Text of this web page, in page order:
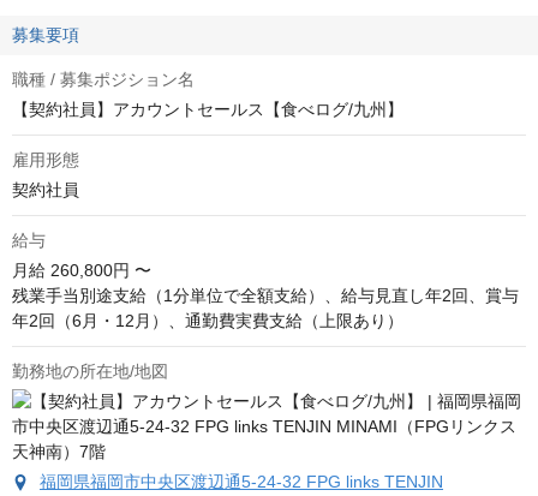
募集要項
職種 / 募集ポジション名
【契約社員】アカウントセールス【食べログ/九州】
雇用形態
契約社員
給与
月給 260,800円 〜
残業手当別途支給（1分単位で全額支給）、給与見直し年2回、賞与
年2回（6月・12月）、通勤費実費支給（上限あり）
勤務地の所在地/地図
福岡県福岡市中央区渡辺通5-24-32 FPG links TENJIN